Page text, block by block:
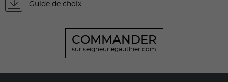
Guide de choix
COMMANDER
sur seigneuriegauthier.com